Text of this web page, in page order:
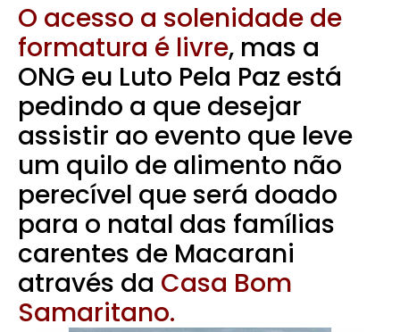
O acesso a solenidade de
formatura é livre, mas a
ONG eu Luto Pela Paz está
pedindo a que desejar
assistir ao evento que leve
um quilo de alimento não
perecível que será doado
para o natal das famílias
carentes de Macarani
através da Casa Bom
Samaritano.